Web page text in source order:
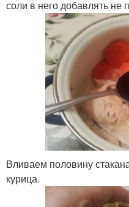
соли в него добавлять не
Вливаем половину
курица.